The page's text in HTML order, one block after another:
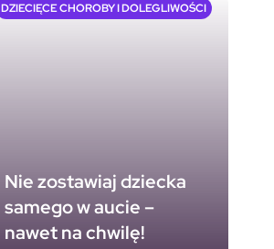
Nie zostawiaj dziecka
samego w aucie –
nawet na chwilę!
DZIECIĘCE CHOROBY I DOLEGLIWOŚCI